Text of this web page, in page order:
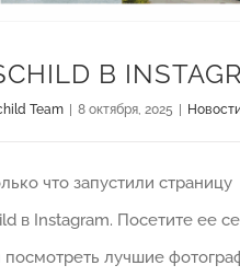
В
Team | 8 октября, 2025 |
что запустили страницу
в Instagram. Посетите ее
посмотреть лучшие